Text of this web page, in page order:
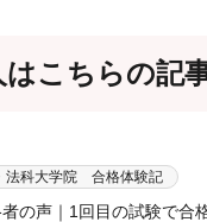
こちらの記
法科大学院 合格体験記
の声｜1回目の試験で合